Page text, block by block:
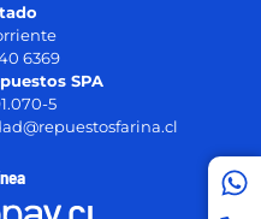
6369
SPA
5